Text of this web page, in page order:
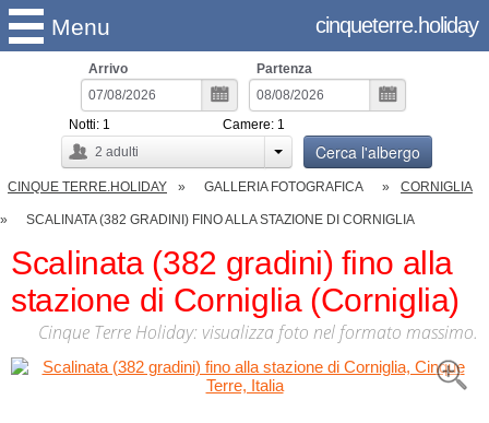
Menu cinqueterre.holiday
Arrivo Partenza
2 adulti
Notti: 1 Camere: 1
Cerca l'albergo
CINQUE TERRE.HOLIDAY GALLERIA FOTOGRAFICA CORNIGLIA
SCALINATA (382 GRADINI) FINO ALLA STAZIONE DI CORNIGLIA
Scalinata (382 gradini) fino alla
stazione di Corniglia (Corniglia)
Cinque Terre Holiday: visualizza foto nel formato massimo.